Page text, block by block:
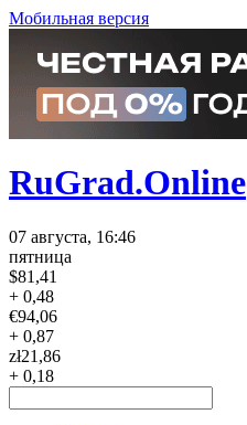
Мобильная версия
RuGrad.Online
07 августа, 16:46
пятница
$81,41
+ 0,48
€94,06
+ 0,87
zł21,86
+ 0,18